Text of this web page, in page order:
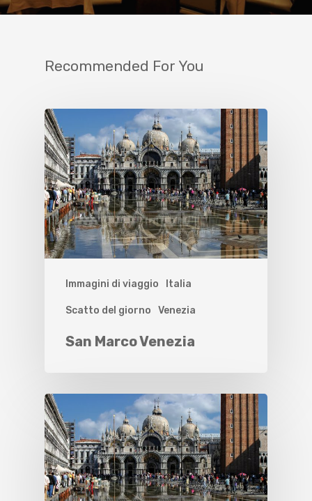
Recommended For You
Immagini di viaggio Italia
Scatto del giorno Venezia
San Marco Venezia